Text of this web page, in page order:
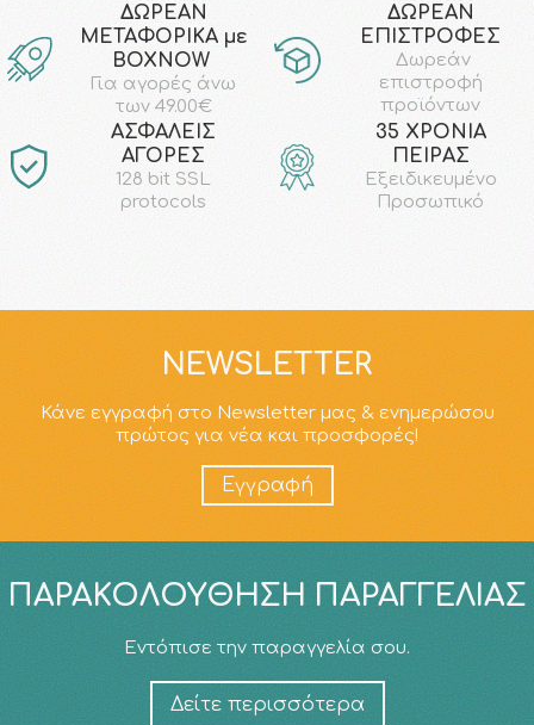
ΔΩΡΕΑΝ
ΜΕΤΑΦΟΡΙΚΑ με
ΒΟΧΝΟW
Για αγορές άνω
των 49.00€
ΔΩΡΕΑΝ
ΕΠΙΣΤΡΟΦΕΣ
Δωρεάν
επιστροφή
προϊόντων
AΣΦΑΛΕΙΣ
ΑΓΟΡΕΣ
128 bit SSL
protocols
35 ΧΡΟΝΙΑ
ΠΕΙΡΑΣ
Εξειδικευμένο
Προσωπικό
NEWSLETTER
Κάνε εγγραφή στο Newsletter μας & ενημερώσου
πρώτος για νέα και προσφορές!
Εγγραφή
ΠΑΡΑΚΟΛΟΎΘΗΣΗ ΠΑΡΑΓΓΕΛΊΑΣ
Εντόπισε την παραγγελία σου.
Δείτε περισσότερα